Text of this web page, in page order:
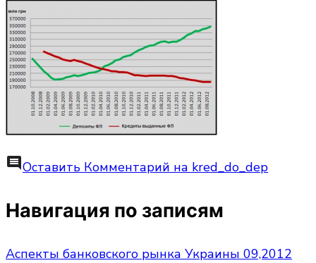
commentОставить Комментарий на kred_do_dep
Навигация по записям
Аспекты банковского рынка Украины 09,2012